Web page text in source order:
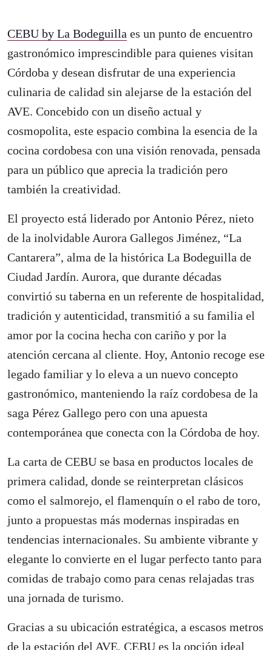
CEBU by La Bodeguilla es un punto de encuentro
gastronómico imprescindible para quienes visitan
Córdoba y desean disfrutar de una experiencia
culinaria de calidad sin alejarse de la estación del
AVE. Concebido con un diseño actual y
cosmopolita, este espacio combina la esencia de la
cocina cordobesa con una visión renovada, pensada
para un público que aprecia la tradición pero
también la creatividad.
El proyecto está liderado por Antonio Pérez, nieto
de la inolvidable Aurora Gallegos Jiménez, “La
Cantarera”, alma de la histórica La Bodeguilla de
Ciudad Jardín. Aurora, que durante décadas
convirtió su taberna en un referente de hospitalidad,
tradición y autenticidad, transmitió a su familia el
amor por la cocina hecha con cariño y por la
atención cercana al cliente. Hoy, Antonio recoge ese
legado familiar y lo eleva a un nuevo concepto
gastronómico, manteniendo la raíz cordobesa de la
saga Pérez Gallego pero con una apuesta
contemporánea que conecta con la Córdoba de hoy.
La carta de CEBU se basa en productos locales de
primera calidad, donde se reinterpretan clásicos
como el salmorejo, el flamenquín o el rabo de toro,
junto a propuestas más modernas inspiradas en
tendencias internacionales. Su ambiente vibrante y
elegante lo convierte en el lugar perfecto tanto para
comidas de trabajo como para cenas relajadas tras
una jornada de turismo.
Gracias a su ubicación estratégica, a escasos metros
de la estación del AVE, CEBU es la opción ideal